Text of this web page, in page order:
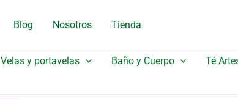
Blog Nosotros Tienda
Velas y portavelas Baño y Cuerpo
Té